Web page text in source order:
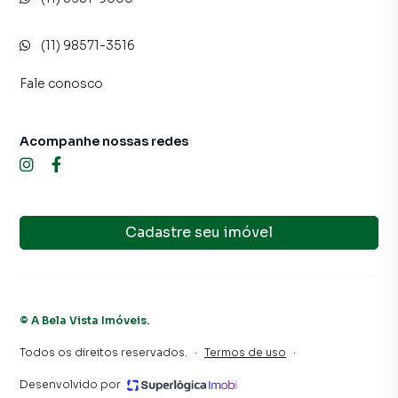
inquilinos.
(11) 98571-3516
Fale conosco
Cadastre seu imóvel
Acompanhe nossas redes
© A Bela Vista Imóveis.
Todos os direitos reservados. · Termos de uso ·
Desenvolvido por